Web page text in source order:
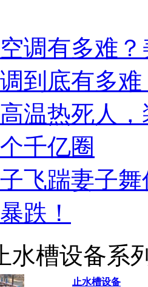
调有多难？
到底有多
温热死人
千亿圈
飞踹妻子
跌！
水槽设备系
止水槽设备